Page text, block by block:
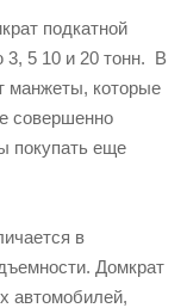
подкатной
3, 5 10 и 20 тонн. В
манжеты, которые
совершенно
покупать еще
в
Домкрат
автомобилей,